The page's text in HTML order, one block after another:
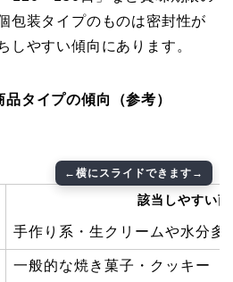
包装タイプのものは密封性が
しやすい傾向にあります。
タイプの傾向（参考）
該当しやすい
手作り系・生クリームや水分多
一般的な焼き菓子・クッキー